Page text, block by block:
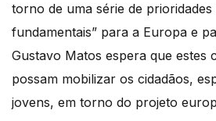
torno de uma série de prioridades
fundamentais” para a Europa e
Gustavo Matos espera que estes
possam mobilizar os cidadãos,
jovens, em torno do projeto